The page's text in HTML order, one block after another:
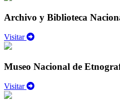
Archivo y Biblioteca
Visitar
Museo Nacional de
Visitar